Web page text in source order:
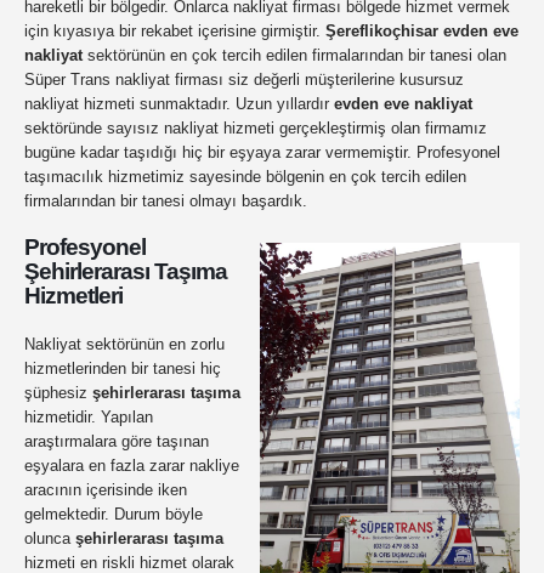
hareketli bir bölgedir. Onlarca nakliyat firması bölgede hizmet vermek
için kıyasıya bir rekabet içerisine girmiştir. Şereflikoçhisar evden eve
nakliyatsektörünün en çok tercih edilen firmalarından bir tanesi olan
Süper Trans nakliyat firması siz değerli müşterilerine kusursuz
nakliyat hizmeti sunmaktadır. Uzun yıllardır evden eve nakliyat
sektöründe sayısız nakliyat hizmeti gerçekleştirmiş olan firmamız
bugüne kadar taşıdığı hiç bir eşyaya zarar vermemiştir. Profesyonel
taşımacılık hizmetimiz sayesinde bölgenin en çok tercih edilen
firmalarından bir tanesi olmayı başardık.
Profesyonel
Şehirlerarası Taşıma
Hizmetleri
Nakliyat sektörünün en zorlu
hizmetlerinden bir tanesi hiç
şüphesiz şehirlerarası taşıma
hizmetidir. Yapılan
araştırmalara göre taşınan
eşyalara en fazla zarar nakliye
aracının içerisinde iken
gelmektedir. Durum böyle
olunca şehirlerarası taşıma
hizmeti en riskli hizmet olarak